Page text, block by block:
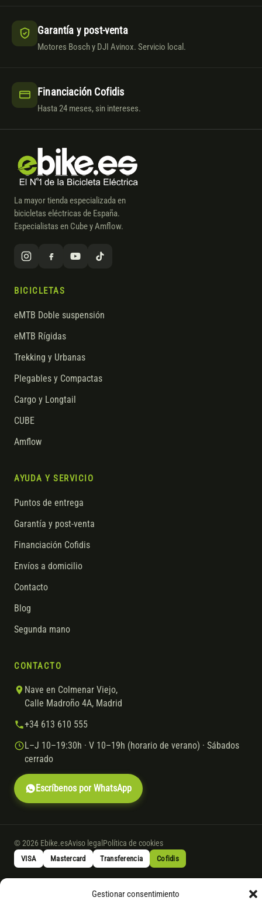
Gestionar consentimiento
Garantía y post-venta
Motores Bosch y DJI Avinox. Servicio local.
Financiación Cofidis
Hasta 24 meses, sin intereses.
La mayor tienda especializada en
bicicletas eléctricas de España.
Especialistas en Cube y Amflow.
BICICLETAS
eMTB Doble suspensión
eMTB Rígidas
Trekking y Urbanas
Plegables y Compactas
Cargo y Longtail
CUBE
Amflow
AYUDA Y SERVICIO
Puntos de entrega
Garantía y post-venta
Financiación Cofidis
Envíos a domicilio
Contacto
Blog
Segunda mano
CONTACTO
Nave en Colmenar Viejo,
Calle Madroño 4A, Madrid
+34 613 610 555
L–J 10–19:30h · V 10–19h (horario de verano) · Sábados
cerrado
Escríbenos por WhatsApp
© 2026 Ebike.esAviso legal Política de cookies
VISA Mastercard Transferencia Cofidis
* Financiación instantánea con Cofidis hasta 6.000 € sin intereses.